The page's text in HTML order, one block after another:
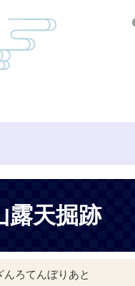
露天掘跡
んろてんぼりあと